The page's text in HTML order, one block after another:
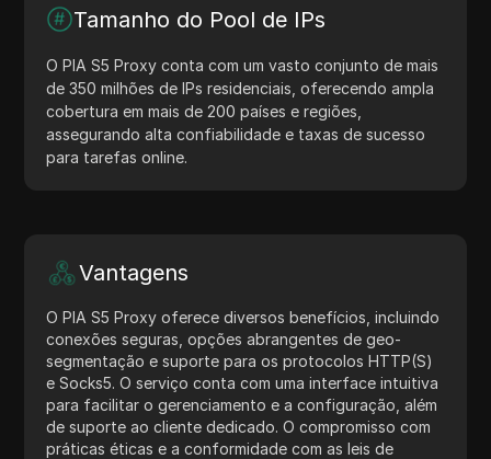
Tamanho do Pool de IPs
O PIA S5 Proxy conta com um vasto conjunto de mais
de 350 milhões de IPs residenciais, oferecendo ampla
cobertura em mais de 200 países e regiões,
assegurando alta confiabilidade e taxas de sucesso
para tarefas online.
Vantagens
O PIA S5 Proxy oferece diversos benefícios, incluindo
conexões seguras, opções abrangentes de geo-
segmentação e suporte para os protocolos HTTP(S)
e Socks5. O serviço conta com uma interface intuitiva
para facilitar o gerenciamento e a configuração, além
de suporte ao cliente dedicado. O compromisso com
práticas éticas e a conformidade com as leis de